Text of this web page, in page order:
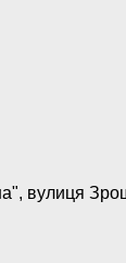
вулиця